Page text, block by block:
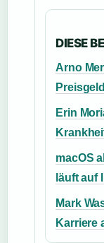
DIESE
Arno
Preisgeld
Erin
macOS
läuft auf
Mark
Karriere